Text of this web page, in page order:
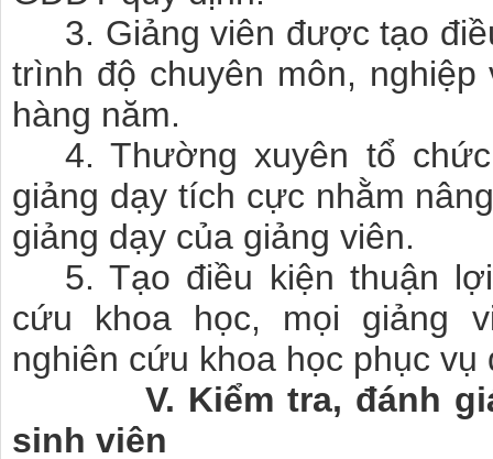
3. Giảng viên được tạo
trình độ chuyên môn,
hàng năm.
4. Thường xuyên tổ
giảng dạy tích cực nhằm
giảng dạy của giảng viên.
5. Tạo điều kiện thuận
cứu khoa học, mọi giảng
nghiên cứu khoa học phục vụ
V. Kiểm tra, đánh giá
sinh viên